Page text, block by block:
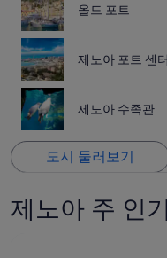
올드 포트
제노아 포트 센터
제노아 수족관
도시 둘러보기
제노아 주 인